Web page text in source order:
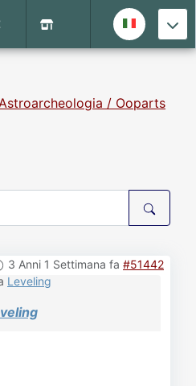
/ Ooparts
3 Anni 1 Settimana fa #51442
Leveling